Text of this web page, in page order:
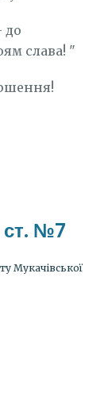
до
слава! "
ст. №7
Мукачівської